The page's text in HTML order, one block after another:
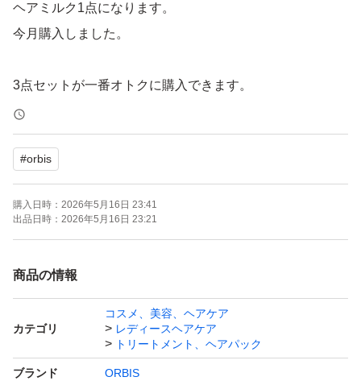
ヘアミルク1点になります。
今月購入しました。
3点セットが一番オトクに購入できます。
出品しておりますのでご検討ください
OPP等にはいれず、そのまま発送
開封後はメーカー元へ問い合わせはください。
ーーーーー
遅くなる場合もございますがご理解ください。
再出品、専用出品可→お気軽にご質問下さい。
#orbis
購入日時： 2026年5月16日 23:41
出品日時： 2026年5月16日 23:21
商品の情報
カテゴリ
コスメ、美容、ヘアケア
レディースヘアケア
トリートメント、ヘアパック
ブランド ORBIS